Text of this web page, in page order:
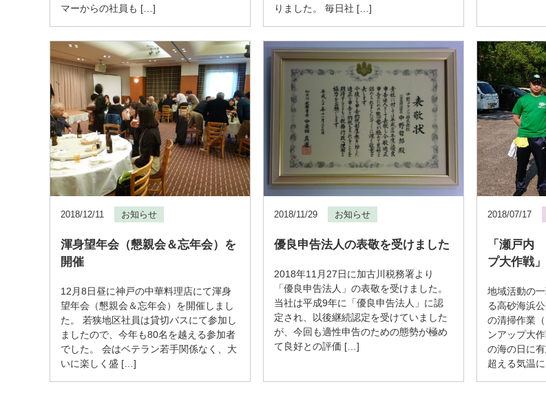
マーからの社員も […]
りました。 毎日社 […]
2018/12/11 お知らせ
渾身望年会（懇親会＆忘年会）を
開催
12月8日昼に神戸の中華料理店にて渾身
望年会（懇親会＆忘年会）を開催しまし
た。 若狭地区社員は貸切バスにて参加し
ましたので、今年も80名を越える参加者
でした。 会はベテラン若手関係なく、大
いに楽しく盛 […]
2018/11/29 お知らせ
優良申告法人の表敬を受けました
2018年11月27日に加古川税務署より
「優良申告法人」の表敬を受けました。
当社は平成9年に「優良申告法人」に認
定され、以後継続認定を受けていました
が、今回も適性申告のための態勢が極め
て良好との評価 […]
2018/07/17
「瀬戸内
プ大作戦
地域活動の
る高砂海浜
の清掃作業
ンアップ大
の海の日に
超える気温